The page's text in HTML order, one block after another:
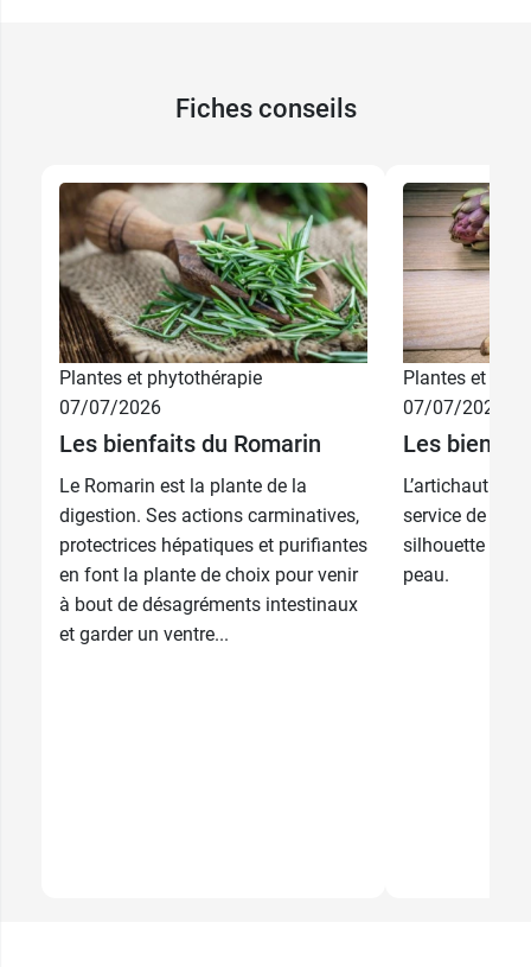
ABOCA
ABOCA SpA Società Agricola
121, Avenue des Champs Elysées
PARIS
France
01 72 71 86 76
comprimés
28,89 €
comprimés
68,89 €
150
97,89 €
Fiches conseils
Plantes et phytothérapie
07/07/2026
Les bienfaits du Romarin
Le Romarin est la plante de la
digestion. Ses actions carminatives,
protectrices hépatiques et purifiantes
en font la plante de choix pour venir
à bout de désagréments intestinaux
et garder un ventre...
Plantes et
07/07/2026
Les
L’artichaut : le
service de
silhouette et
peau.